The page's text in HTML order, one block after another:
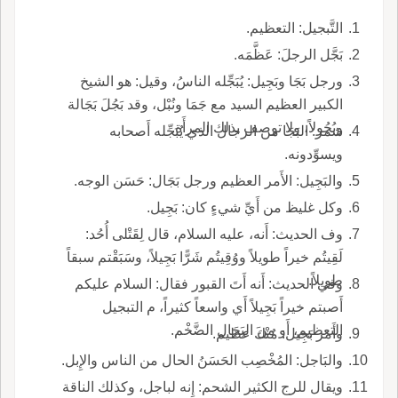
التَّبجيل: التعظيم.
بَجَّل الرجلَ: عَظَّمَه.
ورجل بَجَا وبَجِيل: يُبَجِّله الناسُ، وقيل: هو الشيخ
الكبير العظيم السيد مع جَمَا ونُبْل، وقد بَجُلَ بَجَالة
وبُجُولاً، ولا توصف بذلك المرأَة.
شمر: البَجَا من الرجال الذي يُبَجِّله أَصحابه
ويسوِّدونه.
والبَجِيل: الأَمر العظيم ورجل بَجَال: حَسَن الوجه.
وكل غليظ من أَيِّ شيءٍ كان: بَجِيل.
وف الحديث: أَنه، عليه السلام، قال لِقَتْلى أُحُد:
لَقِيتُم خيراً طويلاً ووُقِيتُم شَرًّا بَجِيلاً، وسَبَقْتم سبقاً
طويلاً.
وفي الحديث: أَنه أَتَ القبور فقال: السلام عليكم
أَصبتم خيراً بَجِيلاً أَي واسعاً كثيراً، م التبجيل
التعظيم، أَو من البَجَال الضَّخْم.
وأَمر بَجِيل: مُنْكَ عظيم.
والبَاجل: المُخْصِب الحَسَنُ الحال من الناس والإِبل.
ويقال للرج الكثير الشحم: إِنه لباجل، وكذلك الناقة